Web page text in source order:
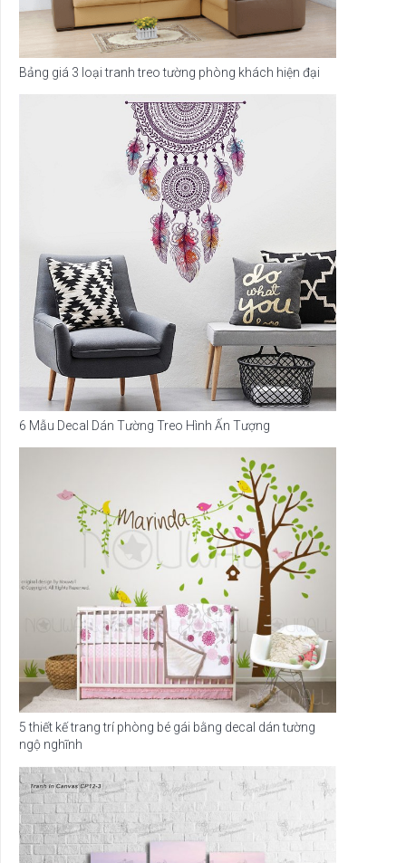
Bảng giá 3 loại tranh treo tường phòng khách hiện đại
6 Mẫu Decal Dán Tường Treo Hình Ấn Tượng
5 thiết kế trang trí phòng bé gái bằng decal dán tường
ngộ nghĩnh